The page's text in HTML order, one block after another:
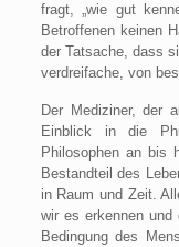
fragt, „wie gut
Betroffenen keinen
der Tatsache, dass
verdreifache, von
Der Mediziner, der
Einblick in die
Philosophen an bis
Bestandteil des
in Raum und Zeit.
wir es erkennen und
Bedingung des